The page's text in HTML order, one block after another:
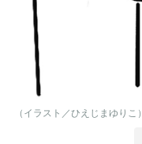
（イラスト／ひえじまゆりこ）